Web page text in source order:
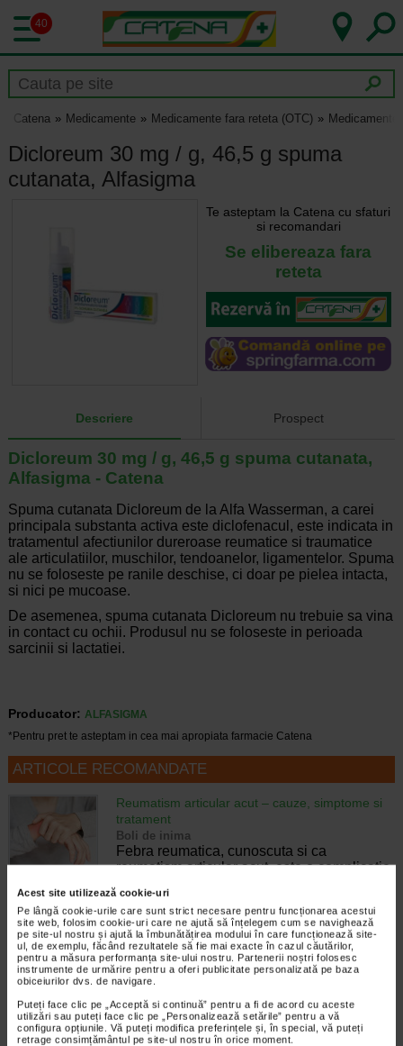
Acest site utilizează cookie-uri
Pe lângă cookie-urile care sunt strict necesare pentru funcționarea acestui
site web, folosim cookie-uri care ne ajută să înțelegem cum se navighează
pe site-ul nostru și ajută la îmbunătățirea modului în care funcționează site-
ul, de exemplu, făcând rezultatele să fie mai exacte în cazul căutărilor,
pentru a măsura performanța site-ului nostru. Partenerii noștri folosesc
instrumente de urmărire pentru a oferi publicitate personalizată pe baza
obiceiurilor dvs. de navigare.
Puteți face clic pe „Acceptă si continuă” pentru a fi de acord cu aceste
utilizări sau puteți face clic pe „Personalizează setările” pentru a vă
configura opțiunile. Vă puteți modifica preferințele și, în special, vă puteți
retrage consimțământul pe site-ul nostru în orice moment.
40
Catena Medicamente Medicamente fara reteta (OTC) Medicamente
Dicloreum 30 mg / g, 46,5 g spuma
cutanata, Alfasigma
Te asteptam la Catena cu sfaturi
si recomandari
Se elibereaza fara
reteta
Descriere Prospect
Dicloreum 30 mg / g, 46,5 g spuma cutanata,
Alfasigma - Catena
Spuma cutanata Dicloreum de la Alfa Wasserman, a carei
principala substanta activa este diclofenacul, este indicata in
tratamentul afectiunilor dureroase reumatice si traumatice
ale articulatiilor, muschilor, tendoanelor, ligamentelor. Spuma
nu se foloseste pe ranile deschise, ci doar pe pielea intacta,
si nici pe mucoase.
De asemenea, spuma cutanata Dicloreum nu trebuie sa vina
in contact cu ochii. Produsul nu se foloseste in perioada
sarcinii si lactatiei.
Producator: ALFASIGMA
*Pentru pret te asteptam in cea mai apropiata farmacie Catena
ARTICOLE RECOMANDATE
Reumatism articular acut – cauze, simptome si
tratament
Boli de inima
Febra reumatica, cunoscuta si ca
reumatism articular acut, este o complicatie
infectie bacteriana a gatului. Poate provoca
dureri articulare si probleme cardiace.…
Timp de citire:6 minute, 13 secunde 3 decembrie 2024
Solutii si remedii pentru reumatism
Boli ortopedice
Bolile reumatice, sau reumatismul,
afecteaza articulatiile, tendoanele,
ligamentele, oasele si muschii. Printre